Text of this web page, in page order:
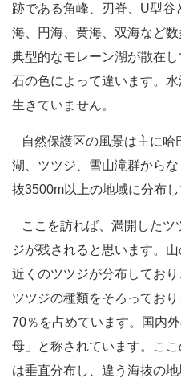
跡である角峰、刃脊、U型
海、円海、黄海、双海など
典型的なモレーン湖が散在
石の色によって違います。
生きていません。
自然保護区の風景は主に哈
湖、ツツジ、雪山滝群から
抜3500m以上の地域に分布し
ここを訪れば、満開したツ
ジが残されると思います。
近くのツツジが分布してお
ツツジの種類をそろってお
70％を占めています。国内
母」と称されています。こ
は垂直分布し、違う海抜の